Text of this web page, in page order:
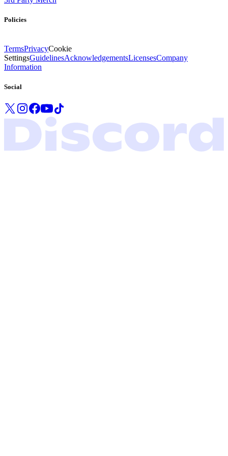
Policies
TermsPrivacyCookie
SettingsGuidelinesAcknowledgementsLicensesCompany
Information
Social